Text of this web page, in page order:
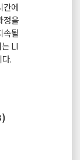
간에
정을
속될
LI
.
+